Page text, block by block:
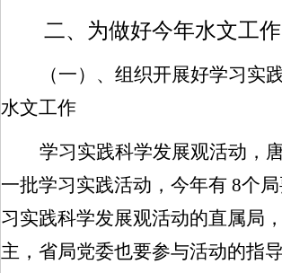
二、为做好今年水文工
（一）、组织开展好学习实
水文工作
学习实践科学发展观活动，
一批学习实践活动，今年有 8个
习实践科学发展观活动的直属局
主，省局党委也要参与活动的指